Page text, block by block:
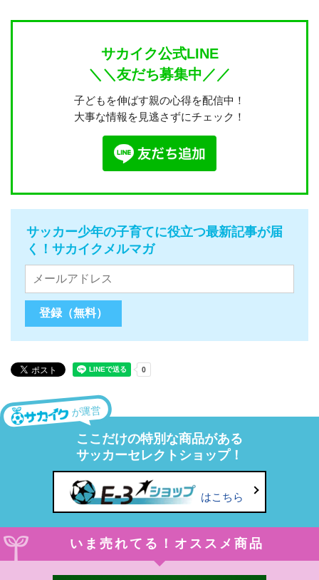
サカイク公式LINE
＼＼友だち募集中／／
子どもを伸ばす親の心得を配信中！
大事な情報を見逃さずにチェック！
サッカー少年の子育てに役立つ最新記事が届
く！サカイクメルマガ
が運営
ここだけの特別な商品がある
サッカーセレクトショップ！
はこちら
いま売れてる！オススメ商品